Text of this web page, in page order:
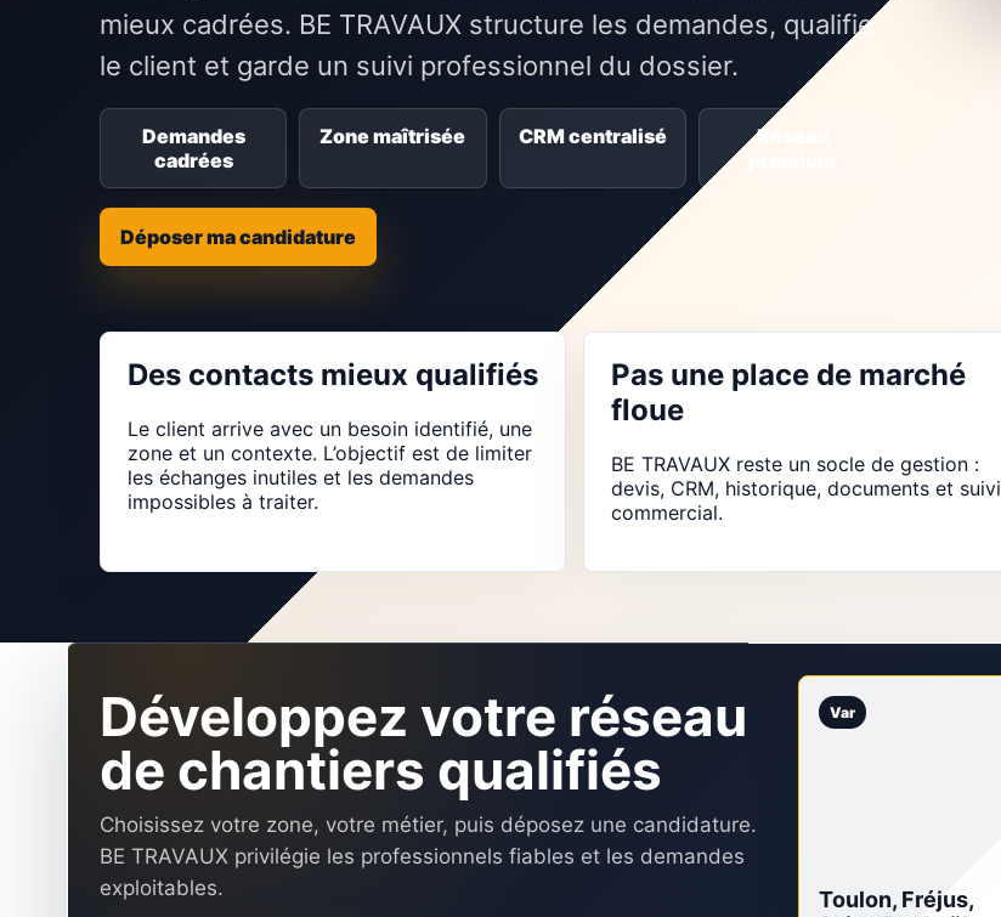
mieux cadrées. BE TRAVAUX structure les demandes, qualifie
le client et garde un suivi professionnel du dossier.
Demandes
cadrées
Zone maîtrisée CRM centralisé
Réseau
Déposer ma candidature
Des contacts mieux qualifiés
Le client arrive avec un besoin identifié, une
zone et un contexte. L’objectif est de limiter
les échanges inutiles et les demandes
impossibles à traiter.
Pas une place de marché
floue
BE TRAVAUX reste un socle de gestion :
devis, CRM, historique, documents et suivi
commercial.
Développez votre réseau
de chantiers qualifiés
Choisissez votre zone, votre métier, puis déposez une candidature.
BE TRAVAUX privilégie les professionnels fiables et les demandes
exploitables.
Var
Toulon, Fréjus,